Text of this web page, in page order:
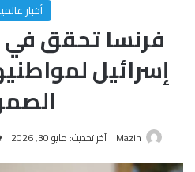
أخبار
فرنسا تحقق
إسرائيل
Mazin آخر تحديث: مايو 30, 2026